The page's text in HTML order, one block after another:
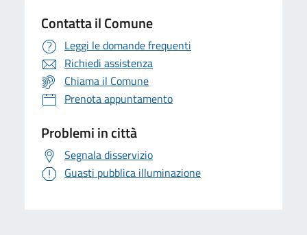
Contatta il Comune
Leggi le domande frequenti
Richiedi assistenza
Chiama il Comune
Prenota appuntamento
Problemi in città
Segnala disservizio
Guasti pubblica illuminazione